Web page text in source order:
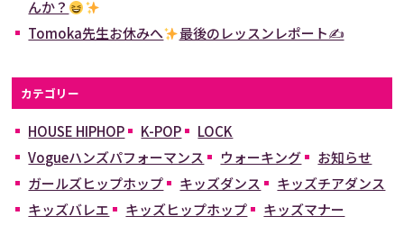
んか？
Tomoka先生お休みへ
最後のレッスンレポート✍
カテゴリー
HOUSE HIPHOP K-POP
LOCK
Vogueハンズパフォーマンス
ウォーキング
お知らせ
ガールズヒップホップ
キッズダンス
キッズチアダンス
キッズバレエ
キッズヒップホップ
キッズマナー